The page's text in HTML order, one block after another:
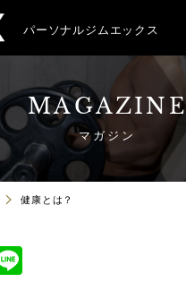
パーソナルジムエックス
MAGAZINE
マガジン
健康とは？